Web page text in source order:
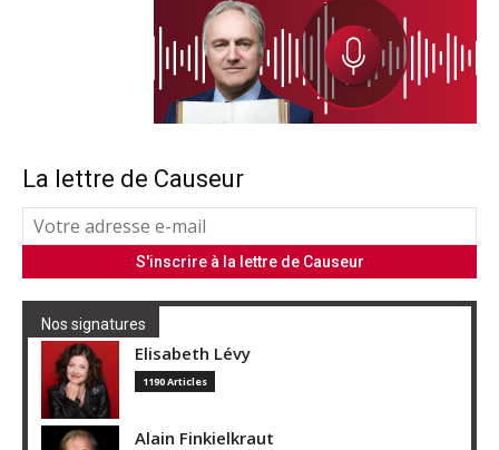
La lettre de Causeur
Nos signatures
Elisabeth Lévy
1190 Articles
Alain Finkielkraut